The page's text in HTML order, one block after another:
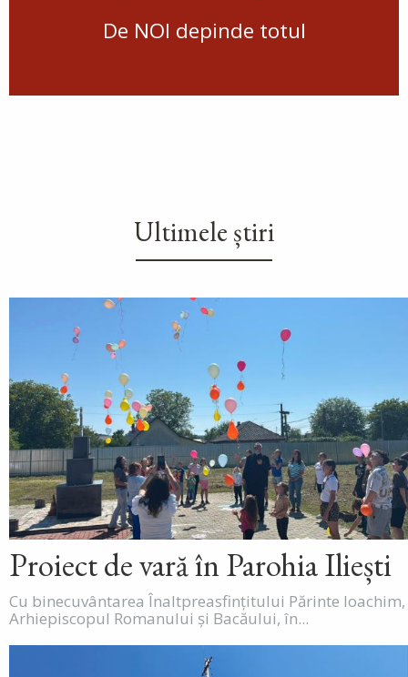
De NOI depinde totul
Ultimele știri
Proiect de vară în Parohia Iliești
Cu binecuvântarea Înaltpreasfințitului Părinte Ioachim,
Arhiepiscopul Romanului și Bacăului, în...